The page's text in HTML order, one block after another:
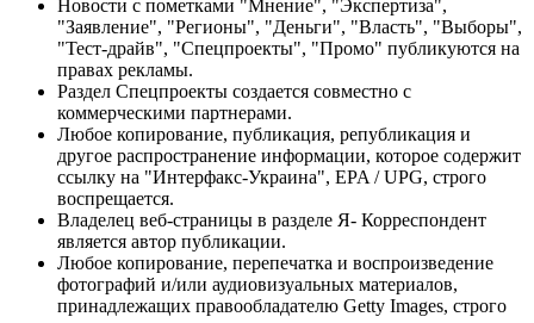
Новости с пометками "Мнение", "Экспертиза",
"Заявление", "Регионы", "Деньги", "Власть", "Выборы",
"Тест-драйв", "Спецпроекты", "Промо" публикуются на
правах рекламы.
Раздел Спецпроекты создается совместно с
коммерческими партнерами.
Любое копирование, публикация, републикация и
другое распространение информации, которое содержит
ссылку на "Интерфакс-Украина", EPA / UPG, строго
воспрещается.
Владелец веб-страницы в разделе Я- Корреспондент
является автор публикации.
Любое копирование, перепечатка и воспроизведение
фотографий и/или аудиовизуальных материалов,
принадлежащих правообладателю Getty Images, строго